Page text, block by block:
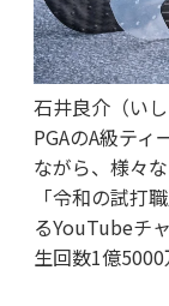
石井良介（い
PGAのA級テ
ながら、様々
「令和の試打
るYouTubeチ
生回数1億5000